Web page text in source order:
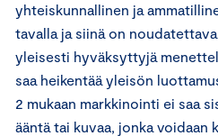
yhteiskunnallinen ja
tavalla ja siinä on
yleisesti hyväksyttyjä
saa heikentää yleisön
2 mukaan markkinointi ei saa
ääntä tai kuvaa, jonka voidaan